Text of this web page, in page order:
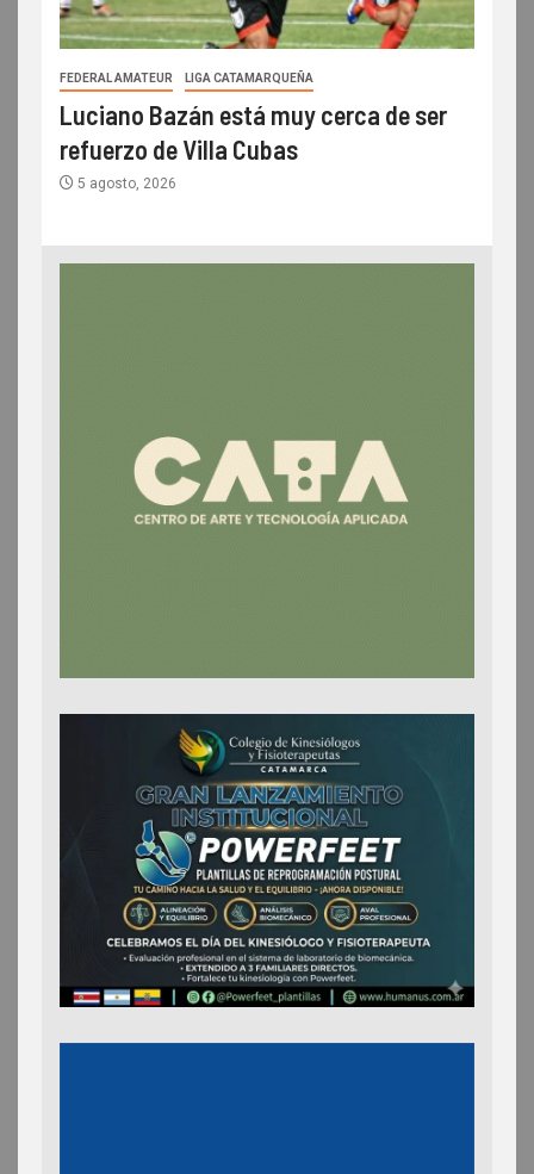
FEDERAL AMATEUR LIGA CATAMARQUEÑA
Luciano Bazán está muy cerca de ser
refuerzo de Villa Cubas
5 agosto, 2026